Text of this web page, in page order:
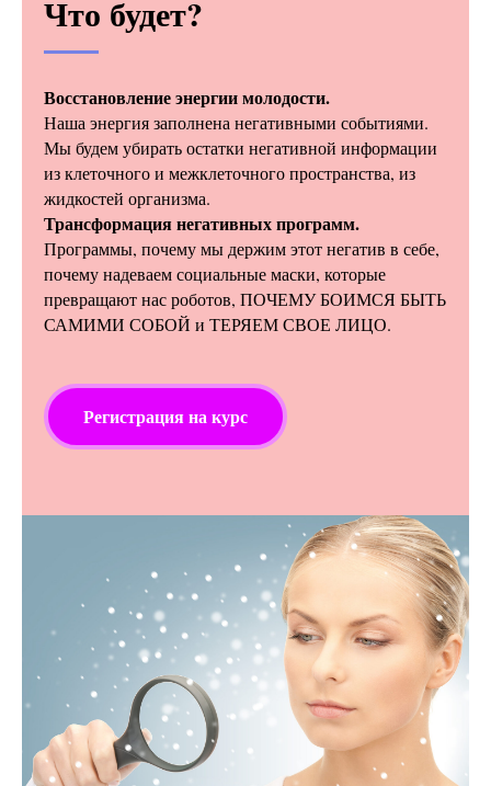
Что будет?
Восстановление энергии молодости.
Наша энергия заполнена негативными событиями.
Мы будем убирать остатки негативной информации
из клеточного и межклеточного пространства, из
жидкостей организма.
Трансформация негативных программ.
Программы, почему мы держим этот негатив в себе,
почему надеваем социальные маски, которые
превращают нас роботов, ПОЧЕМУ БОИМСЯ БЫТЬ
САМИМИ СОБОЙ и ТЕРЯЕМ СВОЕ ЛИЦО.
Регистрация на курс